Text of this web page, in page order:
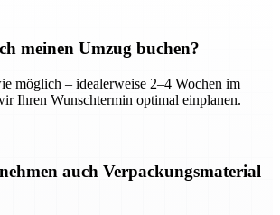
meinen Umzug buchen?
möglich – idealerweise 2–4 Wochen im
Ihren Wunschtermin optimal einplanen.
auch Verpackungsmaterial